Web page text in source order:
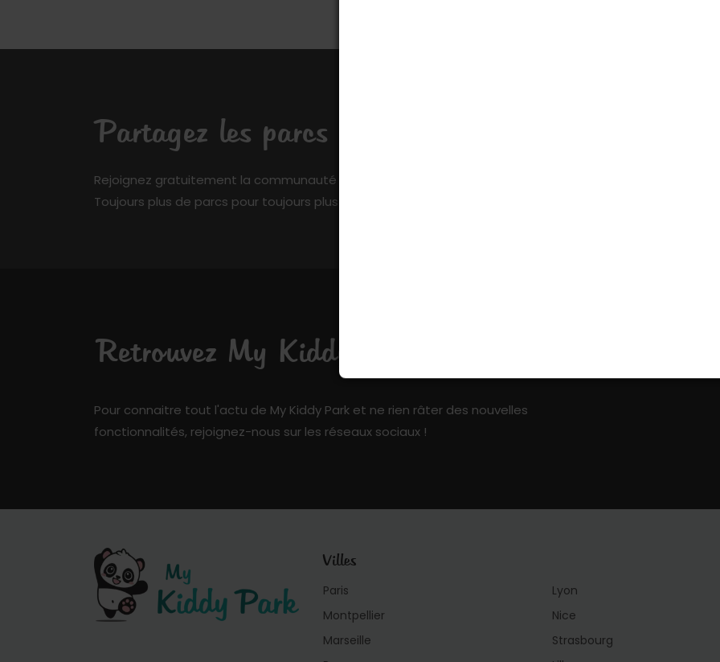
Partagez les parcs que vous connaissez
Rejoignez gratuitement la communauté de My Kiddy Park et ajoutez votre pierre à l’édifice !
Toujours plus de parcs pour toujours plus de fun !
Retrouvez My Kiddy Park sur les réseaux sociaux !
Pour connaitre tout l'actu de My Kiddy Park et ne rien râter des nouvelles
fonctionnalités, rejoignez-nous sur les réseaux sociaux !
Villes
Paris
Montpellier
Marseille
Lyon
Nice
Strasbourg